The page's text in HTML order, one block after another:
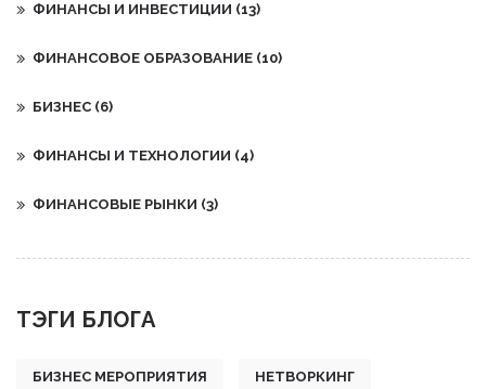
ФИНАНСЫ И ИНВЕСТИЦИИ (13)
ФИНАНСОВОЕ ОБРАЗОВАНИЕ (10)
БИЗНЕС (6)
ФИНАНСЫ И ТЕХНОЛОГИИ (4)
ФИНАНСОВЫЕ РЫНКИ (3)
ТЭГИ БЛОГА
БИЗНЕС МЕРОПРИЯТИЯ НЕТВОРКИНГ